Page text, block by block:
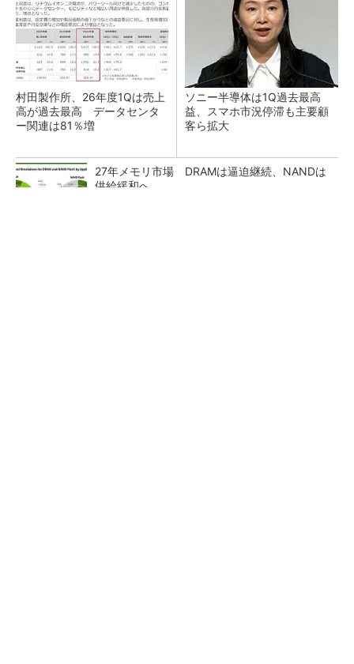
村田製作所、26年度1Qは売上
高が過去最高 データセンタ
ー関連は81％増
ソニー半導体は1Q過去最高
益、スマホ市況停滞も主要顧
客ら拡大
27年メモリ市場 DRAMは逼迫継続、NANDは
供給緩和へ